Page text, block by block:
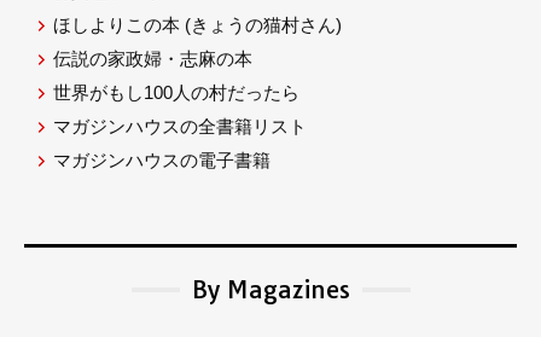
ほしよりこの本 (きょうの猫村さん)
伝説の家政婦・志麻の本
世界がもし100人の村だったら
マガジンハウスの全書籍リスト
マガジンハウスの電子書籍
By Magazines